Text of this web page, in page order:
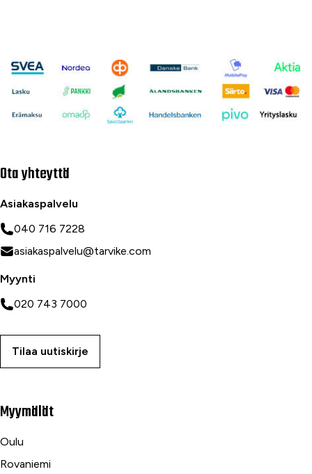
Ota yhteyttä
Asiakaspalvelu
040 716 7228
asiakaspalvelu@tarvike.com
Myynti
020 743 7000
Tilaa uutiskirje
Myymälät
Oulu
Rovaniemi